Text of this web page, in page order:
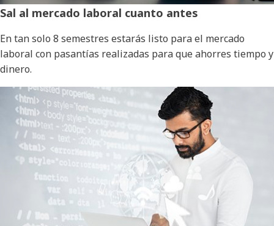
Sal al mercado laboral cuanto antes
En tan solo 8 semestres estarás listo para el mercado
laboral con pasantías realizadas para que ahorres tiempo y
dinero.